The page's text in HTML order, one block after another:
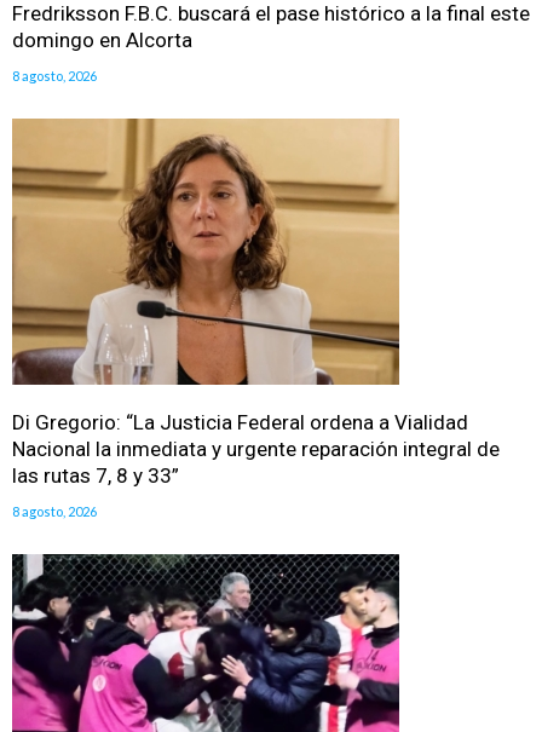
Fredriksson F.B.C. buscará el pase histórico a la final este
domingo en Alcorta
8 agosto, 2026
Di Gregorio: “La Justicia Federal ordena a Vialidad
Nacional la inmediata y urgente reparación integral de
las rutas 7, 8 y 33”
8 agosto, 2026